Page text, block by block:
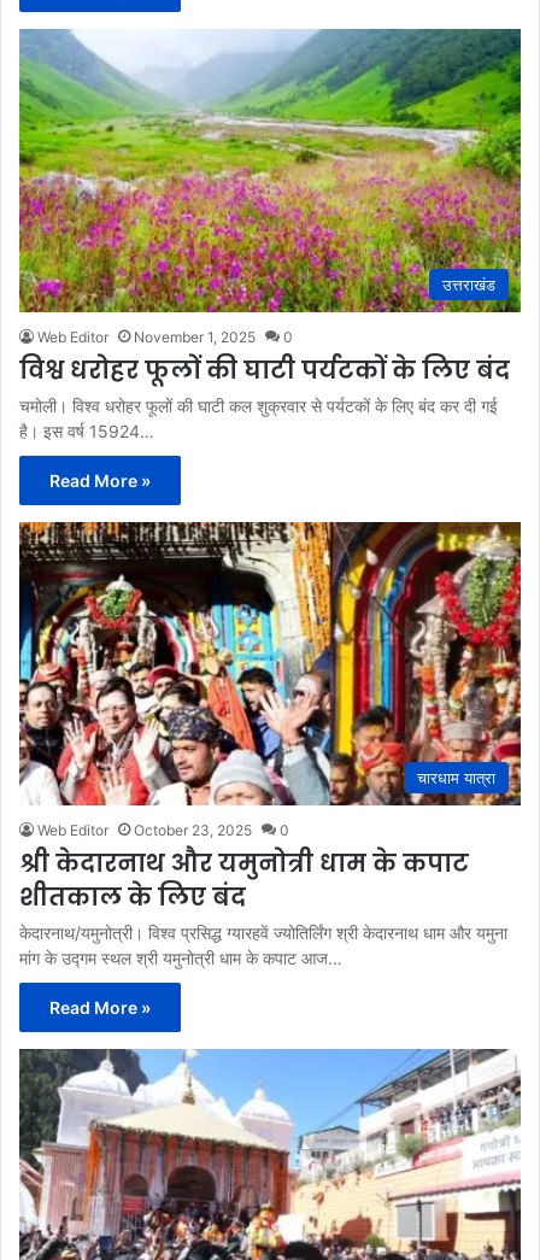
उत्तराखंड
Web Editor November 1, 2025 0
विश्व धरोहर फूलों की घाटी पर्यटकों के लिए बंद
चमोली। विश्व धरोहर फूलों की घाटी कल शुक्रवार से पर्यटकों के लिए बंद कर दी गई
है। इस वर्ष 15924…
Read More »
चारधाम यात्रा
Web Editor October 23, 2025 0
श्री केदारनाथ और यमुनोत्री धाम के कपाट
शीतकाल के लिए बंद
केदारनाथ/यमुनोत्री। विश्व प्रसिद्ध ग्यारहवें ज्योतिर्लिंग श्री केदारनाथ धाम और यमुना
मांग के उद्गम स्थल श्री यमुनोत्री धाम के कपाट आज…
Read More »